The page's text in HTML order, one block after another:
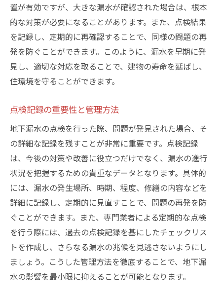
置が有効ですが、大きな漏水が確認された場合は、根本
的な対策が必要になることがあります。また、点検結果
を記録し、定期的に再確認することで、同様の問題の再
発を防ぐことができます。このように、漏水を早期に発
見し、適切な対応を取ることで、建物の寿命を延ばし、
住環境を守ることができます。
点検記録の重要性と管理方法
地下漏水の点検を行った際、問題が発見された場合、そ
の詳細な記録を残すことが非常に重要です。点検記録
は、今後の対策や改善に役立つだけでなく、漏水の進行
状況を把握するための貴重なデータとなります。具体的
には、漏水の発生場所、時期、程度、修繕の内容などを
詳細に記録し、定期的に見直すことで、問題の再発を防
ぐことができます。また、専門業者による定期的な点検
を行う際には、過去の点検記録を基にしたチェックリス
トを作成し、さらなる漏水の兆候を見逃さないようにし
ましょう。こうした管理方法を徹底することで、地下漏
水の影響を最小限に抑えることが可能となります。